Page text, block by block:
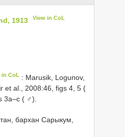
1913 View in CoL
in CoL : Marusik, Logunov,
et al., 2008:46, figs 4, 5 (
3a–c ( ♂).
бархан Сарыкум,